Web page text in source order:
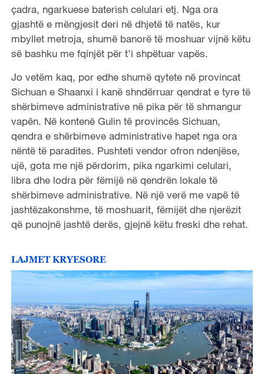
çadra, ngarkuese baterish celulari etj. Nga ora
gjashtë e mëngjesit deri në dhjetë të natës, kur
mbyllet metroja, shumë banorë të moshuar vijnë këtu
së bashku me fqinjët për t'i shpëtuar vapës.
Jo vetëm kaq, por edhe shumë qytete në provincat
Sichuan e Shaanxi i kanë shndërruar qendrat e tyre të
shërbimeve administrative në pika për të shmangur
vapën. Në kontenë Gulin të provincës Sichuan,
qendra e shërbimeve administrative hapet nga ora
nëntë të paradites. Pushteti vendor ofron ndenjëse,
ujë, gota me një përdorim, pika ngarkimi celulari,
libra dhe lodra për fëmijë në qendrën lokale të
shërbimeve administrative. Në një verë me vapë të
jashtëzakonshme, të moshuarit, fëmijët dhe njerëzit
që punojnë jashtë derës, gjejnë këtu freski dhe rehat.
LAJMET KRYESORE